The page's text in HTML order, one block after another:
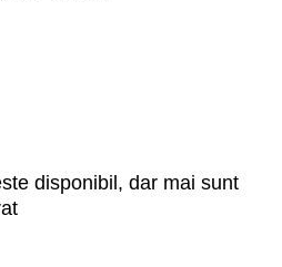
disponibil, dar mai sunt